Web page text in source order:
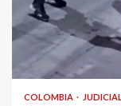
2 min read
COLOMBIA